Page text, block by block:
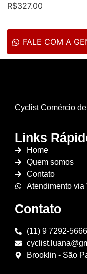
R$327.00
FALE COM A
Cyclist Comércio
Links
Home
Quem somos
Contato
Atendimento via
Contato
(11) 9 7292-5666
Brooklin - São